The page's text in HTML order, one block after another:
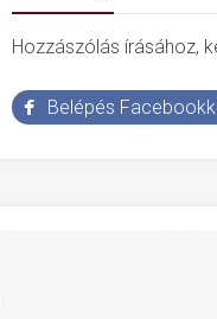
Hozzászólás írásához,
Belépés